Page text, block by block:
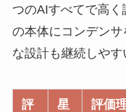
つのAIすべてで高
の本体にコンデン
な設計も継続しやす
評
星
評価